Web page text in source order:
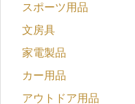
スポーツ用品
文房具
家電製品
カー用品
アウトドア用品